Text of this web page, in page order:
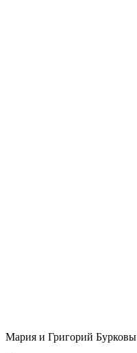
Мария и Григорий Бурковы